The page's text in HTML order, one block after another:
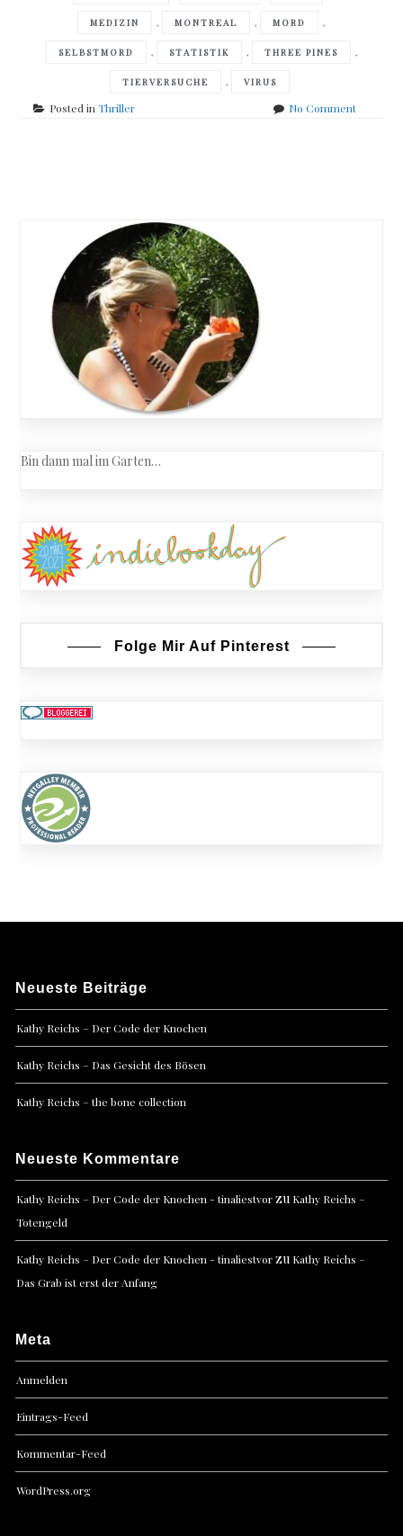
MEDIZIN , MONTREAL , MORD ,
SELBSTMORD , STATISTIK , THREE PINES ,
TIERVERSUCHE , VIRUS
Posted inThriller No Commenton
navigation
Bin dann mal im Garten…
Folge Mir Auf Pinterest
Neueste Beiträge
Kathy Reichs – Der Code der Knochen
Kathy Reichs – Das Gesicht des Bösen
Kathy Reichs – the bone collection
Neueste Kommentare
Kathy Reichs – Der Code der Knochen - tinaliestvorzu Kathy Reichs –
Totengeld
Kathy Reichs – Der Code der Knochen - tinaliestvorzu Kathy Reichs –
Das Grab ist erst der Anfang
Meta
Anmelden
Eintrags-Feed
Kommentar-Feed
WordPress.org